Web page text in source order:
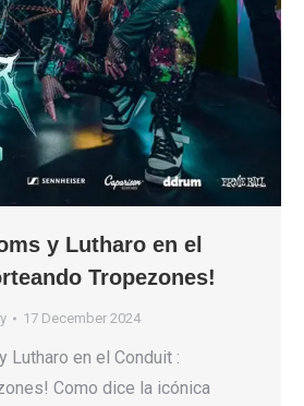
y Lutharo en el
Tropezones!
17 December 2024
Lutharo en el Conduit :
Como dice la icónica